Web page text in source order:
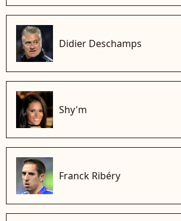
Didier Deschamps
Shy'm
Franck Ribéry